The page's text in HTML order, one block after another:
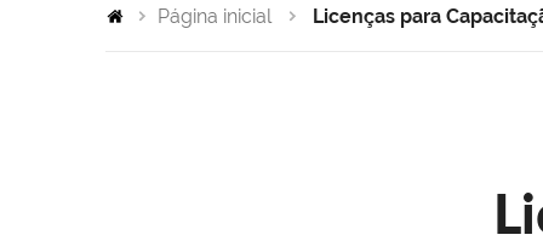
Página inicial Licenças para